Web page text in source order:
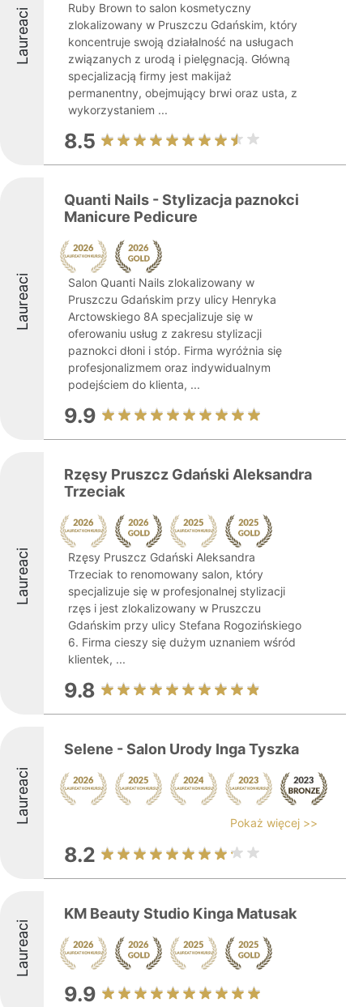
Laureaci
Ruby Brown to salon kosmetyczny
zlokalizowany w Pruszczu Gdańskim, który
koncentruje swoją działalność na usługach
związanych z urodą i pielęgnacją. Główną
specjalizacją firmy jest makijaż
permanentny, obejmujący brwi oraz usta, z
wykorzystaniem ...
8.5
Laureaci
Quanti Nails - Stylizacja paznokci
Manicure Pedicure
Salon Quanti Nails zlokalizowany w
Pruszczu Gdańskim przy ulicy Henryka
Arctowskiego 8A specjalizuje się w
oferowaniu usług z zakresu stylizacji
paznokci dłoni i stóp. Firma wyróżnia się
profesjonalizmem oraz indywidualnym
podejściem do klienta, ...
9.9
Laureaci
Rzęsy Pruszcz Gdański Aleksandra
Trzeciak
Rzęsy Pruszcz Gdański Aleksandra
Trzeciak to renomowany salon, który
specjalizuje się w profesjonalnej stylizacji
rzęs i jest zlokalizowany w Pruszczu
Gdańskim przy ulicy Stefana Rogozińskiego
6. Firma cieszy się dużym uznaniem wśród
klientek, ...
9.8
Laureaci
Selene - Salon Urody Inga Tyszka
Pokaż więcej >>
8.2
Laureaci
KM Beauty Studio Kinga Matusak
9.9